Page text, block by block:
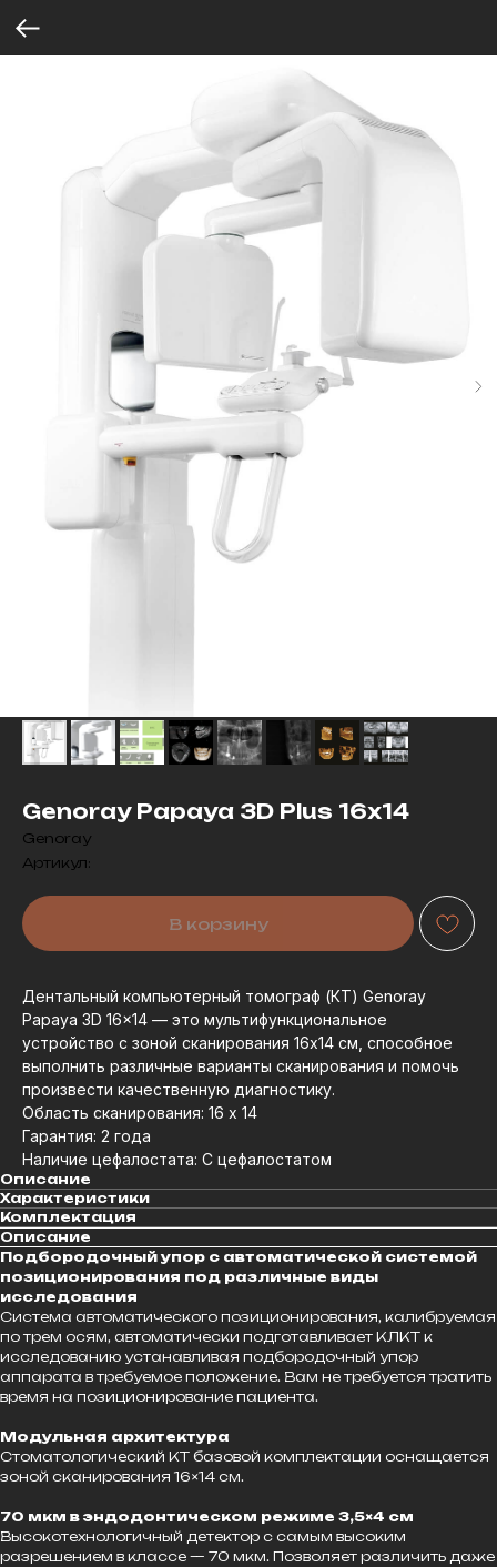
Genoray Papaya 3D Plus 16x14
Genoray
Артикул:
В корзину
Дентальный компьютерный томограф (КТ) Genoray
Papaya 3D 16x14 — это мультифункциональное
устройство с зоной сканирования 16х14 см, способное
выполнить различные варианты сканирования и помочь
произвести качественную диагностику.
Область сканирования: 16 x 14
Гарантия: 2 года
Наличие цефалостата: С цефалостатом
Описание
Характеристики
Комплектация
Описание
Подбородочный упор с автоматической системой
позиционирования под различные виды
исследования
Система автоматического позиционирования, калибруемая
по трем осям, автоматически подготавливает КЛКТ к
исследованию устанавливая подбородочный упор
аппарата в требуемое положение. Вам не требуется тратить
время на позиционирование пациента.
Модульная архитектура
Стоматологический КТ базовой комплектации оснащается
зоной сканирования 16×14 см.
70 мкм в эндодонтическом режиме 3,5×4 см
Высокотехнологичный детектор с самым высоким
разрешением в классе — 70 мкм. Позволяет различить даже